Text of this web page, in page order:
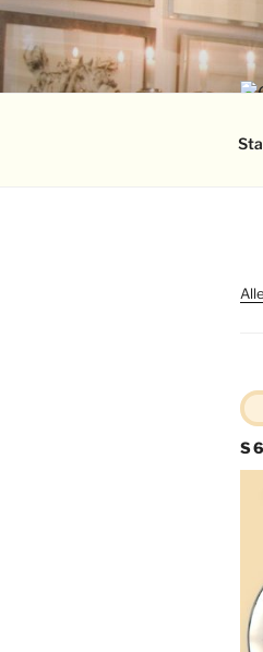
Zum
Inhalt
springen